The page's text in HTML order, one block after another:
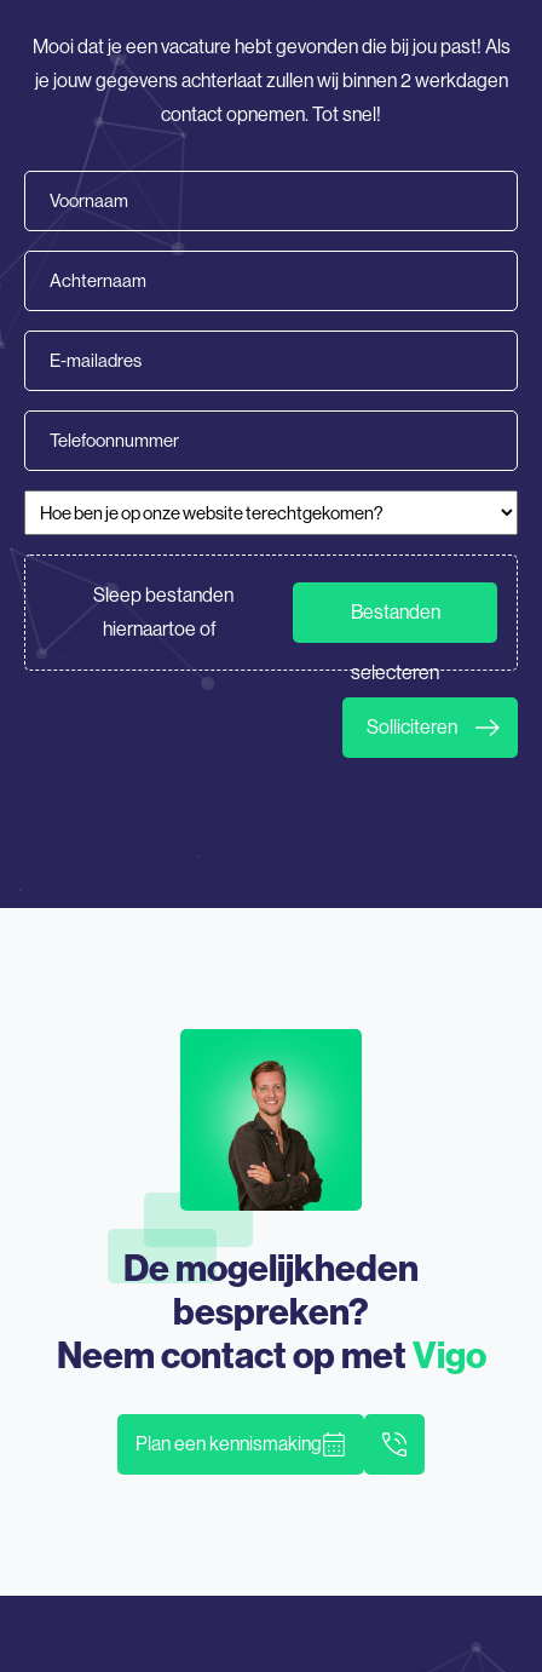
Mooi dat je een vacature hebt gevonden die bij jou past! Als
je jouw gegevens achterlaat zullen wij binnen 2 werkdagen
contact opnemen. Tot snel!
Voornaam
(Vereist)
Hoe ben je op onze website terechtgekomen?
CV/Motivatie
Sleep bestanden
hiernaartoe of
Bestanden
selecteren
De mogelijkheden
bespreken?
Neem contact op metVigo
Plan een kennismaking